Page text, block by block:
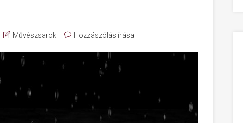
Művészsarok Hozzászólás írása